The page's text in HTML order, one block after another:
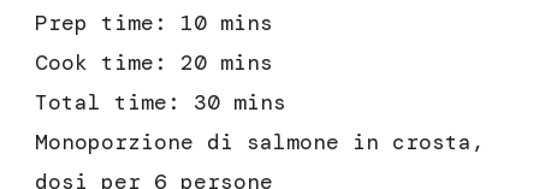
Prep time: 10 mins
Cook time: 20 mins
Total time: 30 mins
Monoporzione di salmone in crosta,
dosi per 6 persone